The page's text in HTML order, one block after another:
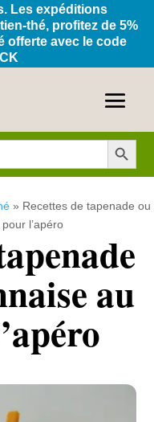
Les expéditions
thé, profitez de 5%
offerte avec le code
Search Button
» Recettes de tapenade ou
l’apéro
au